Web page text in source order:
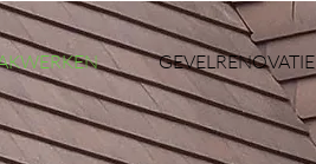
GEVELRENOVATIE